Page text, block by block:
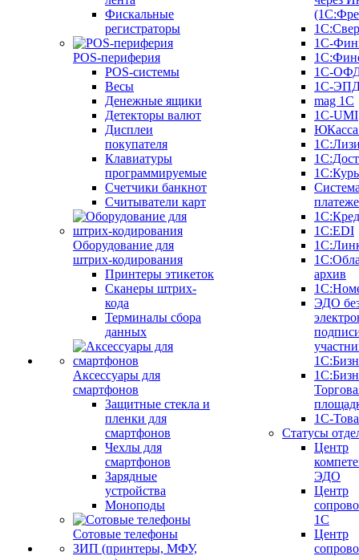
Фискальные
регистраторы
POS-периферия
POS-системы
Весы
Денежные ящики
Детекторы валют
Дисплеи
покупателя
Клавиатуры
программируемые
Счетчики банкнот
Считыватели карт
Оборудование для
штрих-кодирования
Принтеры этикеток
Сканеры штрих-
кода
Терминалы сбора
данных
Аксессуары для
смартфонов
Защитные стекла и
пленки для
смартфонов
Чехлы для
смартфонов
Зарядные
устройства
Моноподы
Сотовые телефоны
ЗИП (принтеры, МФУ,
1С-
1С-
1С-
mag 1C
1C-UMI
1С:EDI
архив
ЭДО
1С-
Статусы
Центр
ЭДО
Центр
1С
Центр